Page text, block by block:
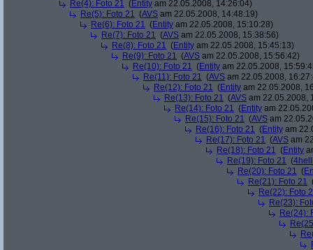
Re(4): Foto 21 (Entity am 22.05.2008, 14:26:04)
Re(5): Foto 21 (AVS am 22.05.2008, 14:48:19)
Re(6): Foto 21 (Entity am 22.05.2008, 15:10:28)
Re(7): Foto 21 (AVS am 22.05.2008, 15:38:56)
Re(8): Foto 21 (Entity am 22.05.2008, 15:45:13)
Re(9): Foto 21 (AVS am 22.05.2008, 15:56:42)
Re(10): Foto 21 (Entity am 22.05.2008,
Re(11): Foto 21 (AVS am 22.05.2008,
Re(12): Foto 21 (Entity am 22.05.2008,
Re(13): Foto 21 (AVS am 22.05.2008,
Re(14): Foto 21 (Entity am
Re(15): Foto 21 (AVS am
Re(16): Foto 21 (Entity am
Re(17): Foto 21 (AVS am
Re(18): Foto 21 (Entity
Re(19): Foto 21 (
Re(20): Foto 21 (
Re(21): Foto 21
Re(22): Foto
Re(23):
Re(24):